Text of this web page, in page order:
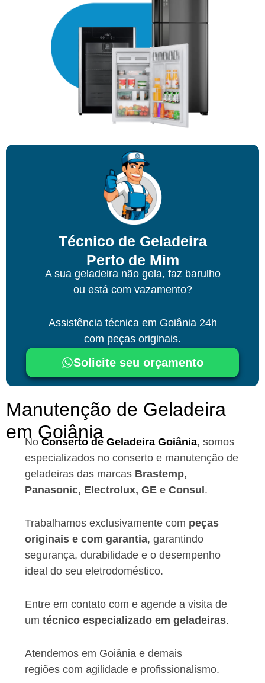
Técnico de Geladeira
Perto de Mim
A sua geladeira não gela, faz barulho
ou está com vazamento?
Assistência técnica em Goiânia24h
com peças originais.
Solicite seu orçamento
Manutenção de Geladeira
em Goiânia
NoConserto de Geladeira Goiânia, somos
especializados no conserto e manutenção de
geladeiras das marcas Brastemp,
Panasonic, Electrolux, GE e Consul .
Trabalhamos exclusivamente com peças
originais e com garantia, garantindo
segurança, durabilidade e o desempenho
ideal do seu eletrodoméstico.
Entre em contato com e agende a visita de
umtécnico especializado em geladeiras.
Atendemos em Goiânia e demais
regiões com agilidade e profissionalismo.